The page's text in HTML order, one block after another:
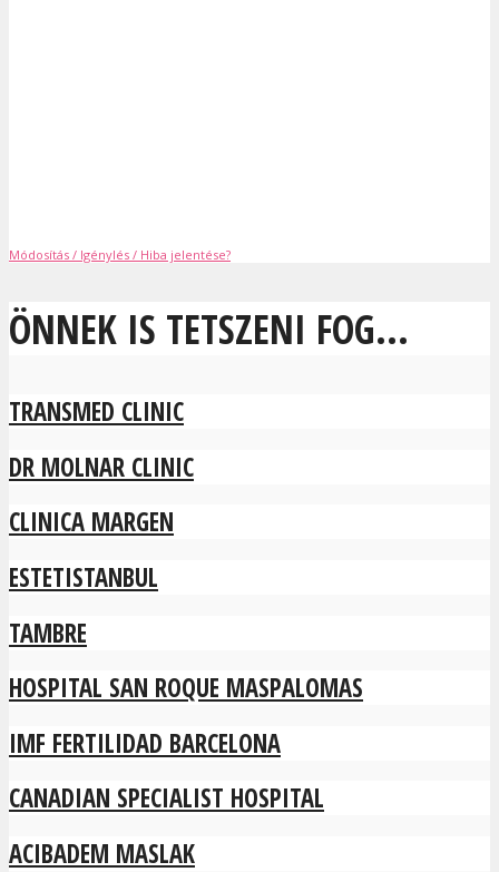
Módosítás / Igénylés / Hiba jelentése?
ÖNNEK IS TETSZENI FOG...
TRANSMED CLINIC
DR MOLNAR CLINIC
CLINICA MARGEN
ESTETISTANBUL
TAMBRE
HOSPITAL SAN ROQUE MASPALOMAS
IMF FERTILIDAD BARCELONA
CANADIAN SPECIALIST HOSPITAL
ACIBADEM MASLAK